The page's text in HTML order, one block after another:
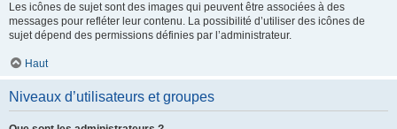
Les icônes de sujet sont des images qui peuvent être associées à des
messages pour refléter leur contenu. La possibilité d’utiliser des icônes de
sujet dépend des permissions définies par l’administrateur.
Haut
Niveaux d’utilisateurs et groupes